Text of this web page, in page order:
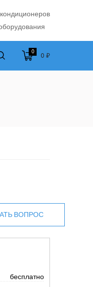
0 0 ₽
ВОПРОС
бесплатно